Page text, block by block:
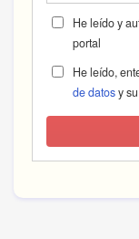
He leído y
portal
He leído,
de datosy su